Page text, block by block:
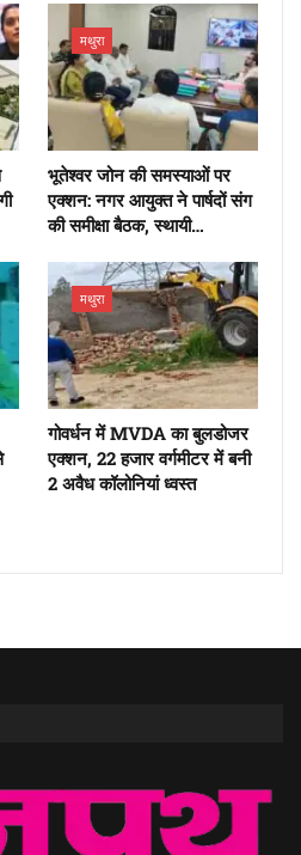
मथुरा
भूतेश्वर जोन की समस्याओं पर
एक्शन: नगर आयुक्त ने पार्षदों संग
की समीक्षा बैठक, स्थायी…
मथुरा
गोवर्धन में MVDA का बुलडोजर
एक्शन, 22 हजार वर्गमीटर में बनी
2 अवैध कॉलोनियां ध्वस्त